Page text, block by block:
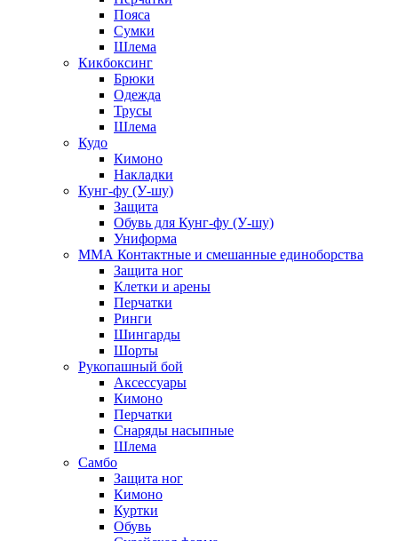
Пояса
Сумки
Шлема
Кикбоксинг
Брюки
Одежда
Трусы
Шлема
Кудо
Кимоно
Накладки
Кунг-фу (У-шу)
Защита
Обувь для Кунг-фу (У-шу)
Униформа
ММА Контактные и смешанные единоборства
Защита ног
Клетки и арены
Перчатки
Ринги
Шингарды
Шорты
Рукопашный бой
Аксессуары
Кимоно
Перчатки
Снаряды насыпные
Шлема
Самбо
Защита ног
Кимоно
Куртки
Обувь